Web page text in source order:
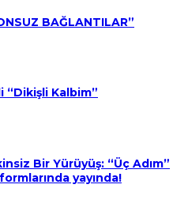
BAĞLANTILAR”
“Dikişli Kalbim”
Bir Yürüyüş: “Üç Adım”
yayında!